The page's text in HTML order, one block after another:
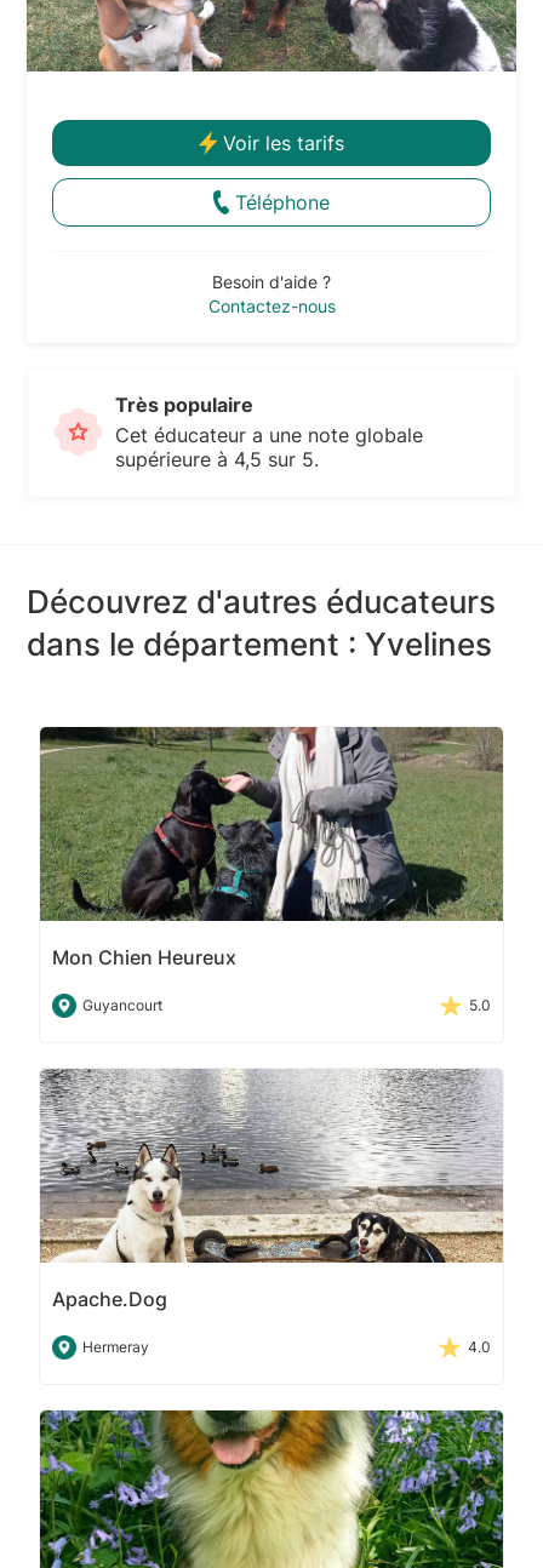
Voir les tarifs
Téléphone
Besoin d'aide ?
Contactez-nous
Très populaire
Cet éducateur a une note globale
supérieure à 4,5 sur 5.
Découvrez d'autres éducateurs
dans le département : Yvelines
Mon Chien Heureux
Guyancourt 5.0
Apache.Dog
Hermeray 4.0